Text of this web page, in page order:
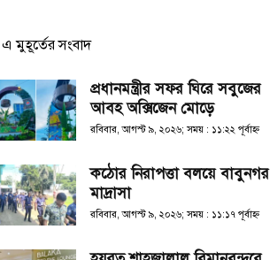
এ মুহূর্তের সংবাদ
প্রধানমন্ত্রীর সফর ঘিরে সবুজের
আবহ অক্সিজেন মোড়ে
রবিবার, আগস্ট ৯, ২০২৬; সময় : ১১:২২ পূর্বাহ্ণ
কঠোর নিরাপত্তা বলয়ে বাবুনগর
মাদ্রাসা
রবিবার, আগস্ট ৯, ২০২৬; সময় : ১১:১৭ পূর্বাহ্ণ